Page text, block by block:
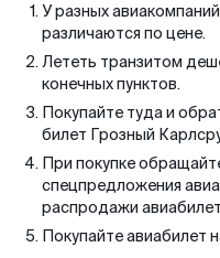
У разных
различаются по цене.
Лететь транзитом
конечных пунктов.
Покупайте туда и
билет Грозный
При покупке
спецпредложения
распродажи
Покупайте авиабилет